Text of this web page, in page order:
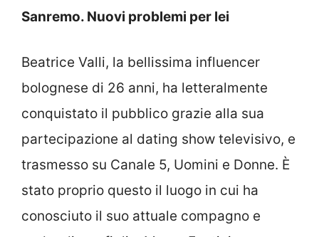
Sanremo. Nuovi problemi per lei
Beatrice Valli, la bellissima influencer
bolognese di 26 anni, ha letteralmente
conquistato il pubblico grazie alla sua
partecipazione al dating show televisivo, e
trasmesso su Canale 5, Uomini e Donne. È
stato proprio questo il luogo in cui ha
conosciuto il suo attuale compagno e